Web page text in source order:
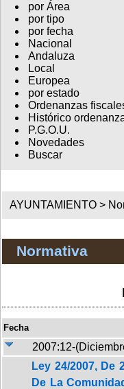
por Área
por tipo
por fecha
Nacional
Andaluza
Local
Europea
por estado
Ordenanzas
Histórico
P.G.O.U.
Novedades
Buscar
AYUNTAMIENTO >
Normativa
Fecha
2007:12-
Ley 24/2007, De
De La